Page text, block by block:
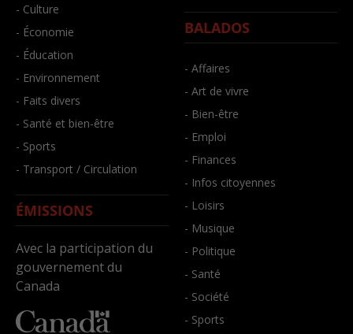
- Culture
- Économie
- Éducation
- Environnement
- Faits divers
- Santé et bien-être
- Sports
- Transport / Circulation
ÉMISSIONS
Avec la participation du
gouvernement du
Canada
BALADOS
- Affaires
- Art de vivre
- Bien-être
- Emploi
- Finances
- Infos citoyennes
- Loisirs
- Musique
- Politique
- Santé
- Société
- Sports